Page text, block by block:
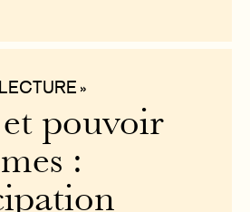
»
pouvoir
: